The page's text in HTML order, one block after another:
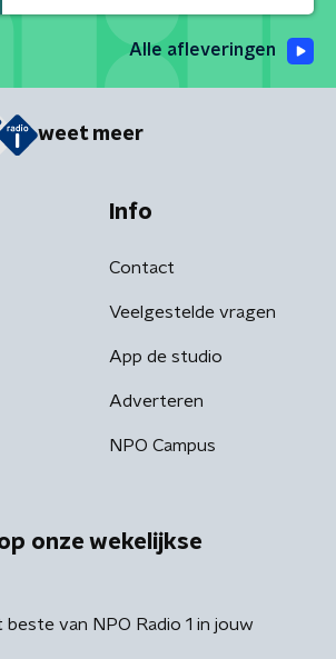
Alle afleveringen
weet meer
Info
Contact
Veelgestelde vragen
App de studio
Adverteren
NPO Campus
onze wekelijkse
beste van NPO Radio 1 in jouw